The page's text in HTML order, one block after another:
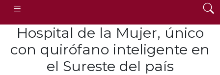
Hospital de la Mujer, único
con quirófano inteligente en
el Sureste del país